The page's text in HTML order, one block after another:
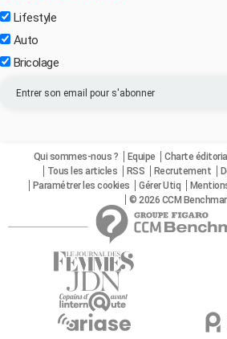
Lifestyle
Auto
Bricolage
Qui sommes-nous ? Equipe Charte
Tous les articles
RSS Recrutement
Paramétrer les cookies
Gérer Utiq
© 2026 CCM